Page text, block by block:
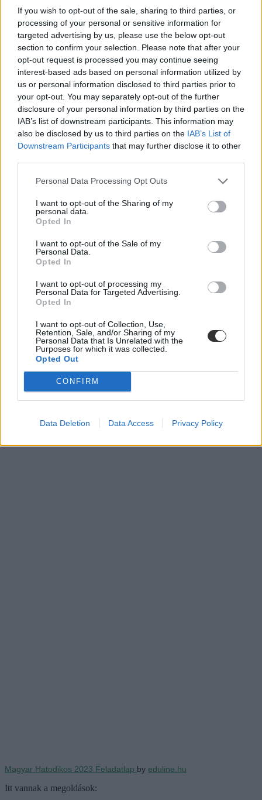
If you wish to opt-out of the sale, sharing to third parties, or
processing of your personal or sensitive information for
targeted advertising by us, please use the below opt-out
section to confirm your selection. Please note that after your
opt-out request is processed you may continue seeing
interest-based ads based on personal information utilized by
us or personal information disclosed to third parties prior to
your opt-out. You may separately opt-out of the further
disclosure of your personal information by third parties on the
IAB’s list of downstream participants. This information may
also be disclosed by us to third parties on the IAB’s List of
Downstream Participants that may further disclose it to other
Personal Data Processing Opt Outs
I want to opt-out of the Sharing of my
personal data.
Opted In
I want to opt-out of the Sale of my
Personal Data.
Opted In
I want to opt-out of processing my
Personal Data for Targeted Advertising.
Opted In
I want to opt-out of Collection, Use,
Retention, Sale, and/or Sharing of my
Personal Data that Is Unrelated with the
Purposes for which it was collected.
Opted Out
CONFIRM
Data Deletion Data Access Privacy Policy
Magyar Hatodikos 2024 Megoldások
A 2023-as központi írásbeli hatodikosoknak szóló magyar nyelvi
feladatsora:
Magyar Hatodikos 2023 Feladatlap by eduline.hu
Itt vannak a megoldások: